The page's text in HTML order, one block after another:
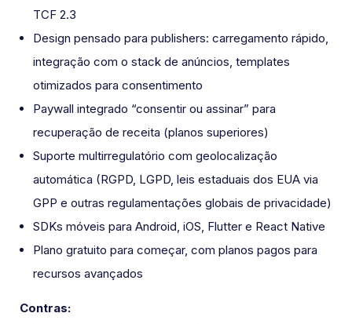
TCF 2.3
Design pensado para publishers: carregamento rápido,
integração com o stack de anúncios, templates
otimizados para consentimento
Paywall integrado “consentir ou assinar” para
recuperação de receita (planos superiores)
Suporte multirregulatório com geolocalização
automática (RGPD, LGPD, leis estaduais dos EUA via
GPP e outras regulamentações globais de privacidade)
SDKs móveis para Android, iOS, Flutter e React Native
Plano gratuito para começar, com planos pagos para
recursos avançados
Contras: